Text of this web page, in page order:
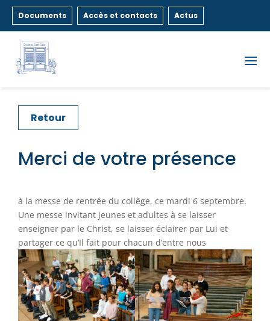
Documents Accès et contacts Actus
Retour
Merci de votre présence
à la messe de rentrée du collège, ce mardi 6 septembre.
Une messe invitant jeunes et adultes à se laisser
enseigner par le Christ, se laisser éclairer par Lui et
partager ce qu’Il fait pour chacun d’entre nous